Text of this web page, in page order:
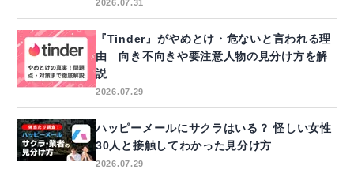
2026.07.31
『Tinder』がやめとけ・危ないと言われる理
由 向き不向きや要注意人物の見分け方を解
説
2026.07.29
ハッピーメールにサクラはいる？ 怪しい女性
30人と接触してわかった見分け方
2026.07.29